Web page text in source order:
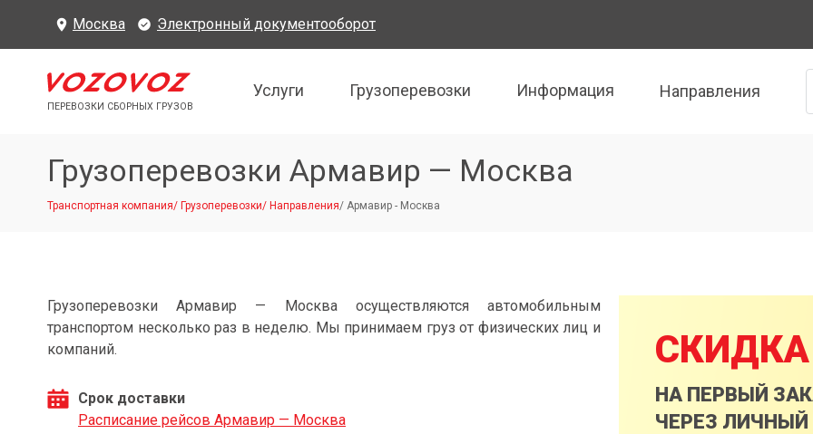
Москва Электронный документооборот
ПЕРЕВОЗКИ СБОРНЫХ ГРУЗОВ
Услуги Грузоперевозки Информация Направления
Грузоперевозки Армавир — Москва
Транспортная компания/ Грузоперевозки/ Направления/ Армавир - Москва
Грузоперевозки Армавир — Москва осуществляются автомобильным
транспортом несколько раз в неделю. Мы принимаем груз от физических лиц и
компаний.
Срок доставки
Расписание рейсов Армавир — Москва
СКИДКА
НА ПЕРВЫЙ
ЧЕРЕЗ ЛИЧНЫЙ